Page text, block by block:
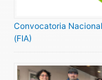
Convocatoria
(FIA)